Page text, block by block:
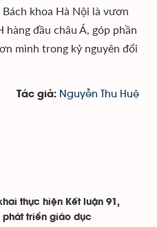
khoa Hà Nội là vươn
đầu châu Á, góp phần
mình trong kỷ nguyên đổi
Tác giả: Nguyễn Thu Huệ
thực hiện Kết luận 91,
phát triển giáo dục